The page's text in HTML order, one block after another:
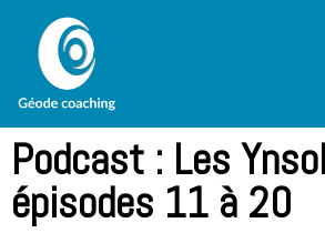
Aller
contenu
Podcast : Les
épisodes 11 à 20